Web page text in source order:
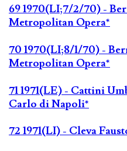
69 1970(LI;7/2/70) -
Metropolitan Opera*
70 1970(LI;8/1/70) -
Metropolitan Opera*
71 1971(LE) - Cattini
Carlo di Napoli*
72 1971(LI) - Cleva